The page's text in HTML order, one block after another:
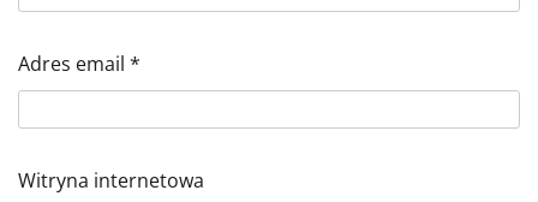
Adres email *
Witryna internetowa